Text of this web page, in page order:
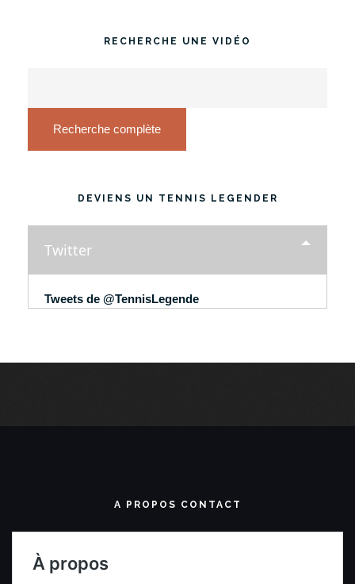
RECHERCHE UNE VIDÉO
Recherche complète
DEVIENS UN TENNIS LEGENDER
Twitter
Tweets de @TennisLegende
A PROPOS CONTACT